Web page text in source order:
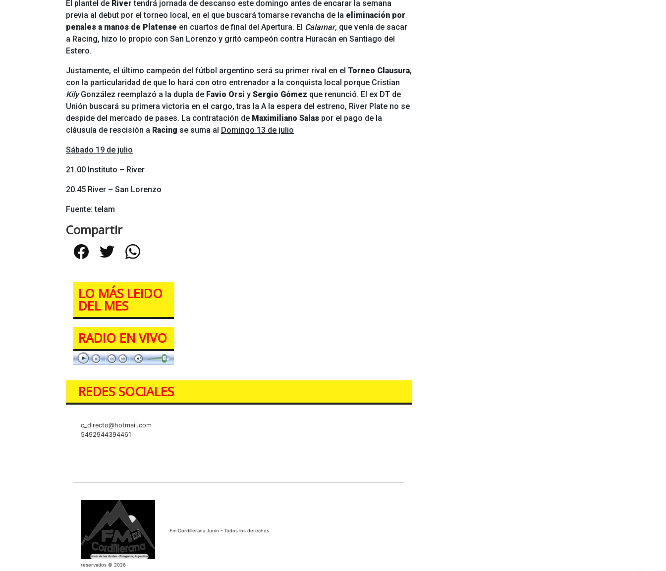
El plantel de Rivertendrá jornada de descanso este domingo antes de encarar la semana
previa al debut por el torneo local, en el que buscará tomarse revancha de la eliminación por
penales a manos de Platense en cuartos de final del Apertura. El Calamar, que venía de sacar
a Racing, hizo lo propio con San Lorenzo y gritó campeón contra Huracán en Santiago del
Estero.
Justamente, el último campeón del fútbol argentino será su primer rival en el Torneo Clausura,
con la particularidad de que lo hará con otro entrenador a la conquista local porque Cristian
KilyGonzález reemplazó a la dupla de Favio Orsi y Sergio Gómez que renunció. El ex DT de
Unión buscará su primera victoria en el cargo, tras la A la espera del estreno, River Plate no se
despide del mercado de pases. La contratación de Maximiliano Salas por el pago de la
cláusula de rescisión a Racing se suma al Domingo 13 de julio
Sábado 19 de julio
21.00 Instituto – River
20.45 River – San Lorenzo
Fuente: telam
Compartir
FacebookTwitterWhatsApp
LO MÁS LEIDO
DEL MES
RADIO EN VIVO
REDES SOCIALES
c_directo@hotmail.com
5492944394461
Fm Cordillerana Junin - Todos los derechos
reservados © 2026